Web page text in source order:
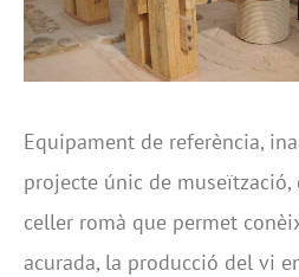
Equipament de referència,
projecte únic de museïtzació,
celler romà que permet
acurada, la producció del vi